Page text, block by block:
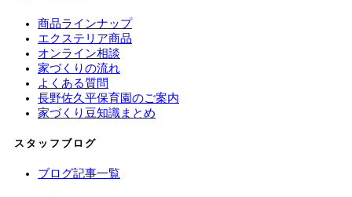
商品ラインナップ
エクステリア商品
オンライン相談
家づくりの流れ
よくある質問
長野佐久平保育園のご案内
家づくり豆知識まとめ
スタッフブログ
ブログ記事一覧